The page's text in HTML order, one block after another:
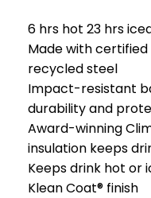
6 hrs hot 23 hrs
Made with
recycled steel
Impact-resistant
durability and
Award-winning
insulation keeps
Keeps drink hot or
Klean Coat® finish